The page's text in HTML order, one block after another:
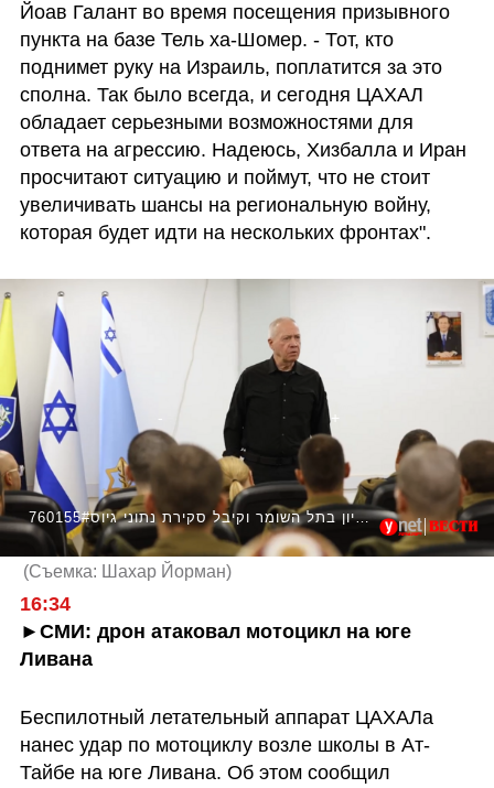
Йоав Галант во время посещения призывного
пункта на базе Тель ха-Шомер. - Тот, кто
поднимет руку на Израиль, поплатится за это
сполна. Так было всегда, и сегодня ЦАХАЛ
обладает серьезными возможностями для
ответа на агрессию. Надеюсь, Хизбалла и Иран
просчитают ситуацию и поймут, что не стоит
увеличивать шансы на региональную войну,
которая будет идти на нескольких фронтах".
760155#שר הביטחון יואב גלנט ביקר היום בבסיס קליטה ומיון בתל השומר וקיבל סקירת נתוני גיוס
(Съемка: Шахар Йорман)
16:34
►СМИ: дрон атаковал мотоцикл на юге
Ливана
Беспилотный летательный аппарат ЦАХАЛа
нанес удар по мотоциклу возле школы в Ат-
Тайбе на юге Ливана. Об этом сообщил